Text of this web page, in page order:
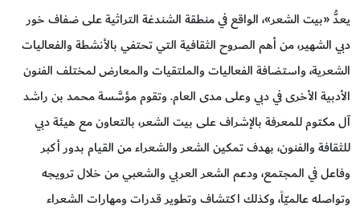
يعدُّ «بيت الشعر»، الواقع في منطقة الشندغة التراثية على ضفاف خور
دبي الشهير، من أهم الصروح الثقافية التي تحتفي بالأنشطة والفعاليات
الشعرية، واستضافة الفعاليات والملتقيات والمعارض لمختلف الفنون
الأدبية الأخرى في دبي وعلى مدى العام. وتقوم مؤسَّسة محمد بن راشد
آل مكتوم للمعرفة بالإشراف على بيت الشعر، بالتعاون مع هيئة دبي
للثقافة والفنون، بهدف تمكين الشعر والشعراء من القيام بدور أكبر
وفاعل في المجتمع، ودعم الشعر العربي والشعبي من خلال ترويجه
وتواصله عالميّاً، وكذلك اكتشاف وتطوير قدرات ومهارات الشعراء